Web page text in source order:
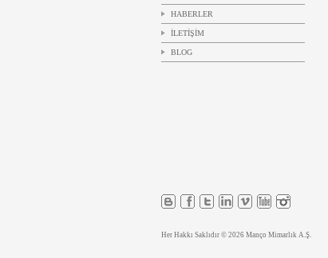
HABERLER
İLETİŞİM
BLOG
Her Hakkı Saklıdır © 2026 Manço Mimarlık A.Ş.